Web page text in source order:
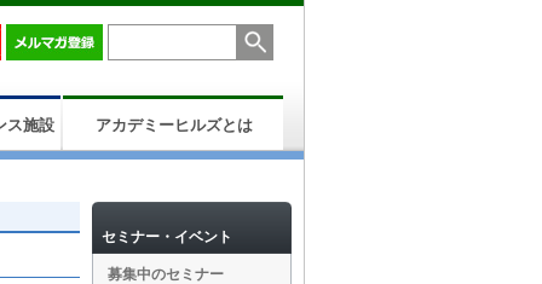
ス施設 アカデミーヒルズとは
セミナー・イベント
募集中のセミナー